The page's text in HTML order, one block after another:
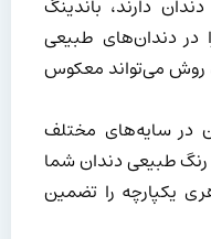
در دندان‌های طبیعی
روش می‌تواند معکوس
در سایه‌های مختلف
رنگ طبیعی دندان شما
یکپارچه را تضمین